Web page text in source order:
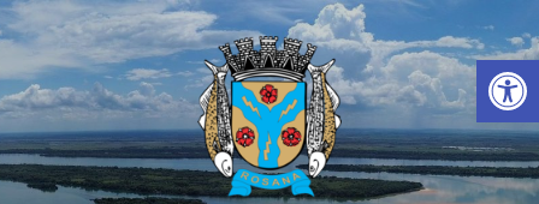
Barra de Ferramentas Aberta
Ir
para
conteúdo
Pular
para
navegação
principal
Pular
para
rodapé